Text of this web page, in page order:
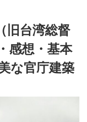
旧台湾総督
感想・基本
な官庁建築